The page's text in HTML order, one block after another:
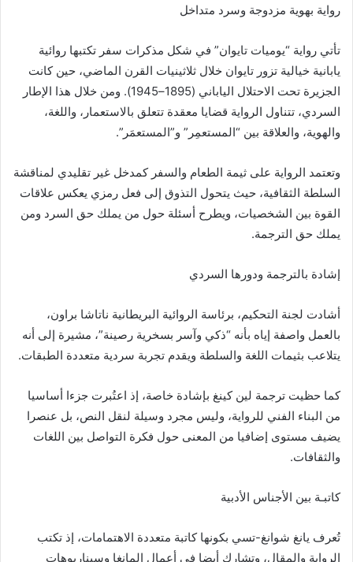
رواية بهوية مزدوجة وسرد متداخل
تأتي رواية “يوميات تايوان” في شكل مذكرات سفر تكتبها روائية
يابانية خيالية تزور تايوان خلال ثلاثينيات القرن الماضي، حين كانت
الجزيرة تحت الاحتلال الياباني (1895–1945). ومن خلال هذا الإطار
السردي، تتناول الرواية قضايا معقدة تتعلق بالاستعمار، واللغة،
والهوية، والعلاقة بين “المستعمِر” و”المستعمَر”.
وتعتمد الرواية على ثيمة الطعام والسفر كمدخل غير تقليدي لمناقشة
السلطة الثقافية، حيث يتحول التذوق إلى فعل رمزي يعكس علاقات
القوة بين الشخصيات، ويطرح أسئلة حول من يملك حق السرد ومن
يملك حق الترجمة.
إشادة بالترجمة ودورها السردي
أشادت لجنة التحكيم، برئاسة الروائية البريطانية ناتاشا براون،
بالعمل واصفة إياه بأنه “ذكي وآسر بسخرية رصينة”، مشيرة إلى أنه
يتلاعب بثيمات اللغة والسلطة ويقدم تجربة سردية متعددة الطبقات.
كما حظيت ترجمة لين كينغ بإشادة خاصة، إذ اعتُبرت جزءا أساسيا
من البناء الفني للرواية، وليس مجرد وسيلة لنقل النص، بل عنصرا
يضيف مستوى إضافيا من المعنى حول فكرة التواصل بين اللغات
والثقافات.
كاتبـة بين الأجناس الأدبية
تُعرف يانغ شوانغ-تسي بكونها كاتبة متعددة الاهتمامات، إذ تكتب
الرواية والمقال، وتشارك أيضا في أعمال المانغا وسيناريوهات